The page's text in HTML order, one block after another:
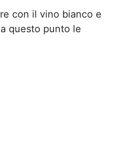
con il vino bianco e
questo punto le